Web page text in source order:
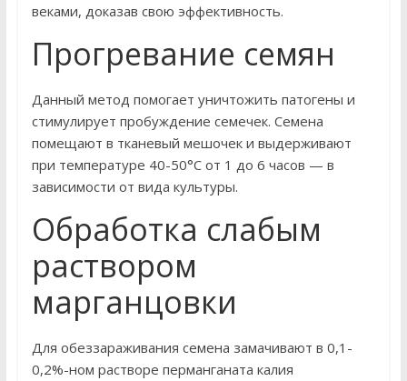
веками, доказав свою эффективность.
Прогревание семян
Данный метод помогает уничтожить патогены и
стимулирует пробуждение семечек. Семена
помещают в тканевый мешочек и выдерживают
при температуре 40-50°C от 1 до 6 часов — в
зависимости от вида культуры.
Обработка слабым
раствором
марганцовки
Для обеззараживания семена замачивают в 0,1-
0,2%-ном растворе перманганата калия